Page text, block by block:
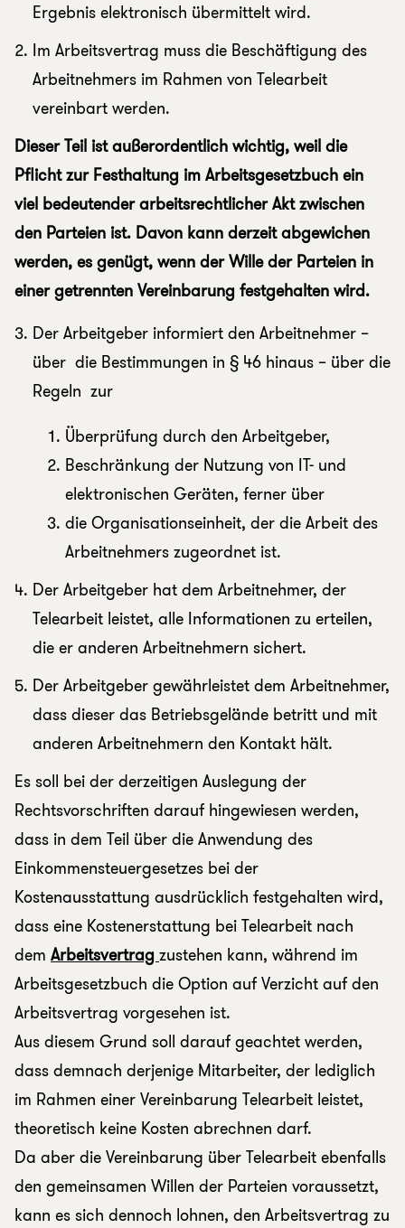
Ergebnis elektronisch übermittelt wird.
Im Arbeitsvertrag muss die Beschäftigung des
Arbeitnehmers im Rahmen von Telearbeit
vereinbart werden.
Dieser Teil ist außerordentlich wichtig, weil die
Pflicht zur Festhaltung im Arbeitsgesetzbuch ein
viel bedeutender arbeitsrechtlicher Akt zwischen
den Parteien ist. Davon kann derzeit abgewichen
werden, es genügt, wenn der Wille der Parteien in
einer getrennten Vereinbarung festgehalten wird.
Der Arbeitgeber informiert den Arbeitnehmer –
über die Bestimmungen in § 46 hinaus – über die
Regeln zur
Überprüfung durch den Arbeitgeber,
Beschränkung der Nutzung von IT- und
elektronischen Geräten, ferner über
die Organisationseinheit, der die Arbeit des
Arbeitnehmers zugeordnet ist.
Der Arbeitgeber hat dem Arbeitnehmer, der
Telearbeit leistet, alle Informationen zu erteilen,
die er anderen Arbeitnehmern sichert.
Der Arbeitgeber gewährleistet dem Arbeitnehmer,
dass dieser das Betriebsgelände betritt und mit
anderen Arbeitnehmern den Kontakt hält.
Es soll bei der derzeitigen Auslegung der
Rechtsvorschriften darauf hingewiesen werden,
dass in dem Teil über die Anwendung des
Einkommensteuergesetzes bei der
Kostenausstattung ausdrücklich festgehalten wird,
dass eine Kostenerstattung bei Telearbeit nach
dem Arbeitsvertrag zustehen kann, während im
Arbeitsgesetzbuch die Option auf Verzicht auf den
Arbeitsvertrag vorgesehen ist.
Aus diesem Grund soll darauf geachtet werden,
dass demnach derjenige Mitarbeiter, der lediglich
im Rahmen einer Vereinbarung Telearbeit leistet,
theoretisch keine Kosten abrechnen darf.
Da aber die Vereinbarung über Telearbeit ebenfalls
den gemeinsamen Willen der Parteien voraussetzt,
kann es sich dennoch lohnen, den Arbeitsvertrag zu